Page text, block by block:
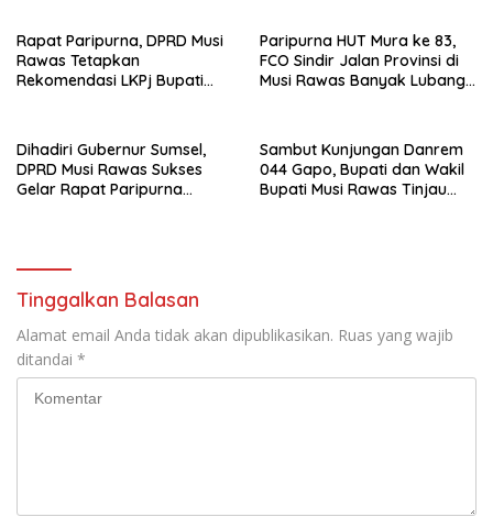
Rapat Paripurna, DPRD Musi
Rawas Tetapkan
Rekomendasi LKPj Bupati
Paripurna HUT Mura ke 83,
FCO Sindir Jalan Provinsi di
Musi Rawas Banyak Lubang,
Jalan di Kawasan HTI
Dihadiri Gubernur Sumsel,
DPRD Musi Rawas Sukses
Gelar Rapat Paripurna
Sambut Kunjungan Danrem
044 Gapo, Bupati dan Wakil
Bupati Musi Rawas Tinjau
Tinggalkan Balasan
Alamat email Anda tidak akan dipublikasikan. Ruas yang wajib
ditandai *